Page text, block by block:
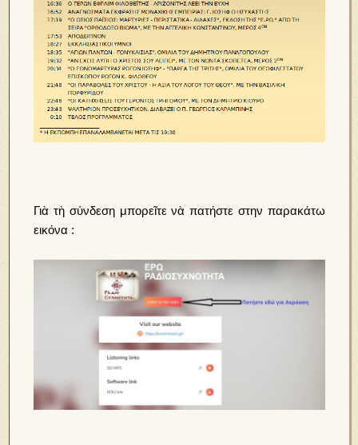
Γιὰ τὴ σύνδεση μπορεῖτε νὰ πατήστε στην παρακάτω
εικόνα :